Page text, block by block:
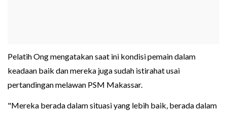
Pelatih Ong mengatakan saat ini kondisi pemain dalam
keadaan baik dan mereka juga sudah istirahat usai
pertandingan melawan PSM Makassar.
"Mereka berada dalam situasi yang lebih baik, berada dalam